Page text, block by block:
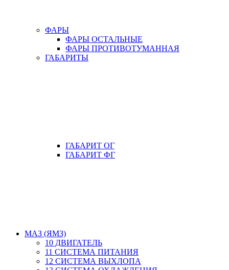
ФАРЫ
ФАРЫ ОСТАЛЬНЫЕ
ФАРЫ ПРОТИВОТУМАННАЯ
ГАБАРИТЫ
ГАБАРИТ ОГ
ГАБАРИТ ФГ
МАЗ (ЯМЗ)
10 ДВИГАТЕЛЬ
11 СИСТЕМА ПИТАНИЯ
12 СИСТЕМА ВЫХЛОПА